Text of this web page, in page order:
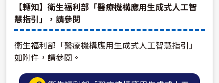
【轉知】衛生福利部「醫療機構應用生成式人工智
慧指引」，請參閱
衛生福利部「醫療機構應用生成式人工智慧指引」
如附件，請參閱。